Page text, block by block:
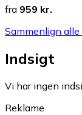
fra 959 kr.
Sammenlign alle
Indsigt
Vi har ingen
Reklame